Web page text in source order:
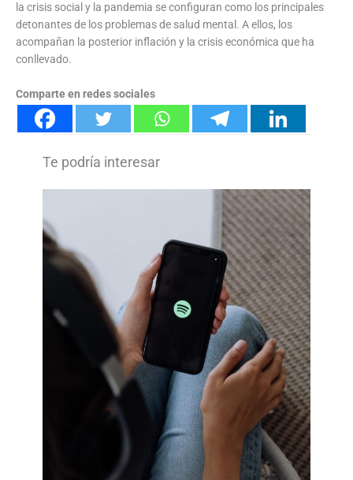
la crisis social y la pandemia se configuran como los principales
detonantes de los problemas de salud mental. A ellos, los
acompañan la posterior inflación y la crisis económica que ha
conllevado.
Comparte en redes sociales